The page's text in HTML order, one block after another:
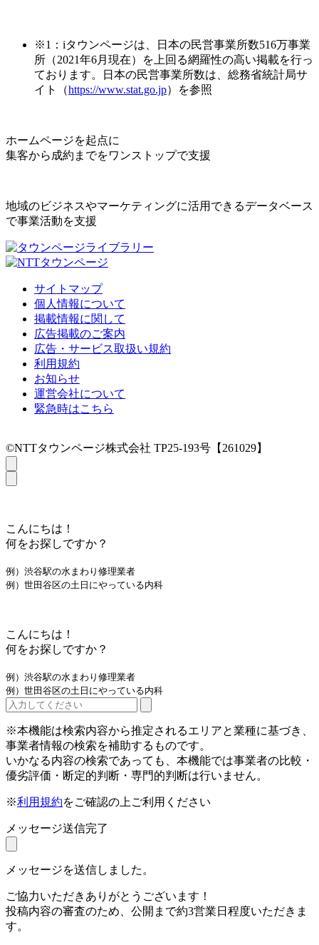
※1：iタウンページは、日本の民営事業所数516万事業
所（2021年6月現在）を上回る網羅性の高い掲載を行っ
ております。日本の民営事業所数は、総務省統計局サ
イト（https://www.stat.go.jp）を参照
ホームページを起点に
集客から成約までをワンストップで支援
地域のビジネスやマーケティングに活用できるデータベース
で事業活動を支援
サイトマップ
個人情報について
掲載情報に関して
広告掲載のご案内
広告・サービス取扱い規約
利用規約
お知らせ
運営会社について
緊急時はこちら
©NTTタウンページ株式会社 TP25-193号【261029】
こんにちは！
何をお探しですか？
例）渋谷駅の水まわり修理業者
例）世田谷区の土日にやっている内科
こんにちは！
何をお探しですか？
例）渋谷駅の水まわり修理業者
例）世田谷区の土日にやっている内科
※本機能は検索内容から推定されるエリアと業種に基づき、
事業者情報の検索を補助するものです。
いかなる内容の検索であっても、本機能では事業者の比較・
優劣評価・断定的判断・専門的判断は行いません。
※利用規約をご確認の上ご利用ください
メッセージ送信完了
メッセージを送信しました。
ご協力いただきありがとうございます！
投稿内容の審査のため、公開まで約3営業日程度いただきま
す。